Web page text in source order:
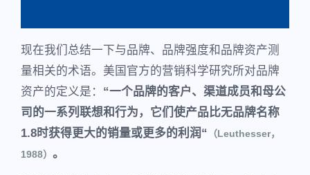
现在我们总结一下与品牌、品牌强度和品牌资产测
量相关的术语。美国官方的营销科学研究所对品牌
资产的定义是： “一个品牌的客户、渠道成员和母公
司的一系列联想和行为，它们使产品比无品牌名称
1.8时获得更大的销量或更多的利润“ （Leuthesser，
1988） 。